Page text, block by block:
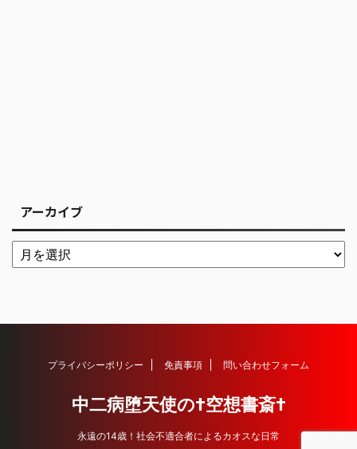
アーカイブ
プライバシーポリシー 免責事項 問い合わせフォーム
中二病堕天使の†空想書斎†
永遠の14歳！社会不適合者によるカオスな日常